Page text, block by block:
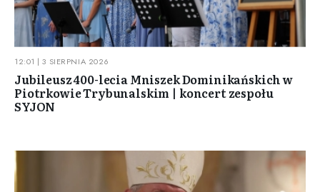
12:01 | 3 SIERPNIA 2026
Jubileusz 400-lecia Mniszek Dominikańskich w
Piotrkowie Trybunalskim | koncert zespołu
SYJON